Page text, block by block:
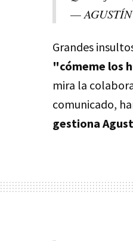
—
Grandes
"cómeme los
mira la
comunicado,
gestiona